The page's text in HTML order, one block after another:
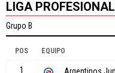
LIGA PROFESIONAL